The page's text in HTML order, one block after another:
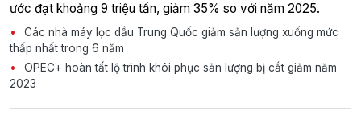
ước đạt khoảng 9 triệu tấn, giảm 35% so với năm 2025.
Các nhà máy lọc dầu Trung Quốc giảm sản lượng xuống mức
thấp nhất trong 6 năm
OPEC+ hoàn tất lộ trình khôi phục sản lượng bị cắt giảm năm
2023